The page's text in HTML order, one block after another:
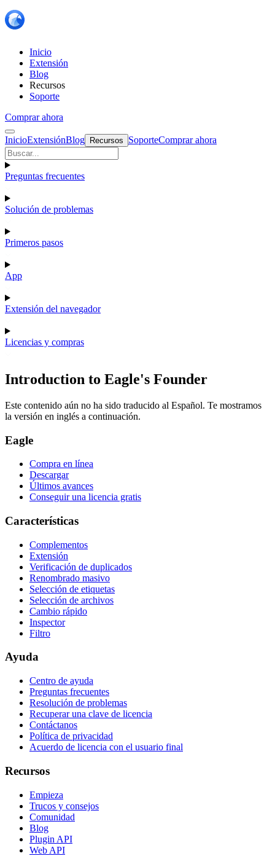
Inicio
Extensión
Blog
Recursos
Soporte
Comprar ahora
InicioExtensiónBlog Recursos SoporteComprar ahora
Preguntas frecuentes
Solución de problemas
Primeros pasos
App
Extensión del navegador
Licencias y compras
Introduction to Eagle's Founder
Este contenido aún no ha sido traducido al Español. Te mostramos
la versión en inglés a continuación.
Eagle
Compra en línea
Descargar
Últimos avances
Conseguir una licencia gratis
Características
Complementos
Extensión
Verificación de duplicados
Renombrado masivo
Selección de etiquetas
Selección de archivos
Cambio rápido
Inspector
Filtro
Ayuda
Centro de ayuda
Preguntas frecuentes
Resolución de problemas
Recuperar una clave de licencia
Contáctanos
Política de privacidad
Acuerdo de licencia con el usuario final
Recursos
Empieza
Trucos y consejos
Comunidad
Blog
Plugin API
Web API